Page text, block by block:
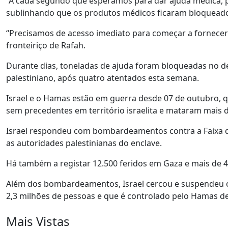
sublinhando que os produtos médicos ficaram
“Precisamos de acesso imediato para começar a
fronteiriço de Rafah.
Durante dias, toneladas de ajuda foram bloqueadas no
palestiniano, após quatro atentados esta semana.
Israel e o Hamas estão em guerra desde 07 de
sem precedentes em território israelita e mataram mais
Israel respondeu com bombardeamentos contra a
as autoridades palestinianas do enclave.
Há também a registar 12.500 feridos em Gaza e mais de
Além dos bombardeamentos, Israel cercou e
2,3 milhões de pessoas e que é controlado pelo Hamas
Mais Vistas